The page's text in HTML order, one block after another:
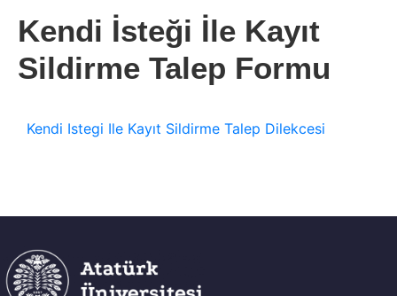
WEB KILAVUZU
Kendi İsteği İle Kayıt
Sildirme Talep Formu
Kendi Istegi Ile Kayıt Sildirme Talep Dilekcesi